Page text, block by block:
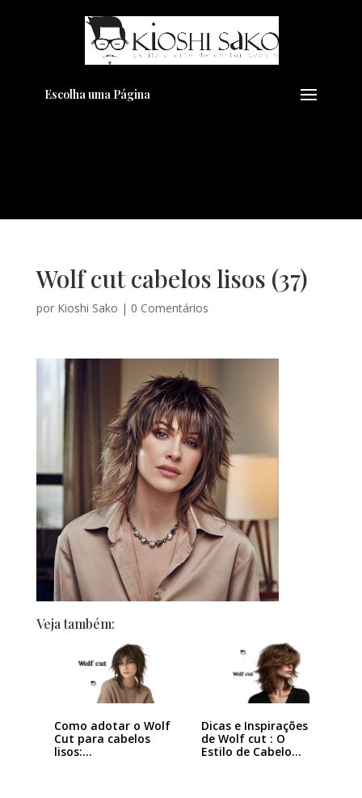
Escolha uma Página
Wolf cut cabelos lisos (37)
por Kioshi Sako | 0 Comentários
Veja também:
Como adotar o Wolf
Cut para cabelos
lisos:…
Dicas e Inspirações
de Wolf cut : O
Estilo de Cabelo…
Pensando em transformar seu
Visual??